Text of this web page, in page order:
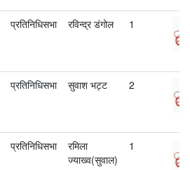
प्रतिनिधिसभा रविन्द्र डंगोल 1
प्रतिनिधिसभा सुवाश भट्ट 2
प्रतिनिधिसभा
रमिला
ज्याख्व(सुवाल)
1